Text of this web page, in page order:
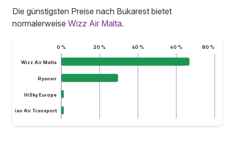
Die günstigsten Preise nach Bukarest bietet
normalerweise Wizz Air Malta.
0 % 20 % 40 % 60 % 80 %
Wizz Air Malta
Ryanair
HiSky Europe
Air Transport